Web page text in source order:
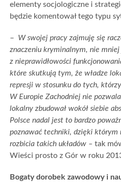
elementy socjologiczne i
będzie komentował tego typu
– W swojej pracy zajmuję się
znaczeniu kryminalnym, nie
z nieprawidłowości
które skutkują tym, że władze
represji w stosunku do tych,
W Europie Zachodniej nie
lokalny zbudował wokół siebie
Polsce nadal jest to bardzo
poznawać techniki, dzięki którym
rozbicia takich układów – tak
Wieści prosto z Gór w roku
Bogaty dorobek zawodowy i